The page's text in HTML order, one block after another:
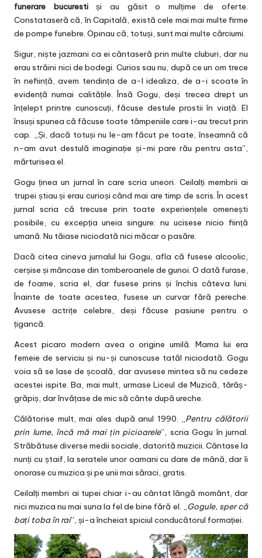
funerare bucurestiși au găsit o mulțime de oferte.
Constataseră că, în Capitală, există cele mai mai multe firme
de pompe funebre. Opinau că, totuși, sunt mai multe cârciumi.
Sigur, niște jazmani ca ei cântaseră prin multe cluburi, dar nu
erau străini nici de bodegi. Curios sau nu, după ce un om trece
în neființă, avem tendința de a-l idealiza, de a-i scoate în
evidență numai calitățile. Însă Gogu, deși trecea drept un
înțelept printre cunoscuți, făcuse destule prostii în viață. El
însuși spunea că făcuse toate tâmpeniile care i-au trecut prin
cap. „Și, dacă totuși nu le-am făcut pe toate, înseamnă că
n-am avut destulă imaginație și-mi pare rău pentru asta”,
mărturisea el.
Gogu ținea un jurnal în care scria uneori. Ceilalți membrii ai
trupei știau și erau curioși când mai are timp de scris. În acest
jurnal scria că trecuse prin toate experiențele omenești
posibile, cu excepția uneia singure: nu ucisese nicio ființă
umană. Nu tăiase niciodată nici măcar o pasăre.
Dacă citea cineva jurnalul lui Gogu, afla că fusese alcoolic,
cerșise și mâncase din tomberoanele de gunoi. O dată furase,
de foame, scria el, dar fusese prins și închis câteva luni.
Înainte de toate acestea, fusese un curvar fără pereche.
Avusese actrițe celebre, deși făcuse pasiune pentru o
țigancă.
Acest picaro modern avea o origine umilă. Mama lui era
femeie de serviciu și nu-și cunoscuse tatăl niciodată. Gogu
voia să se lase de școală, dar avusese mintea să nu cedeze
acestei ispite. Ba, mai mult, urmase Liceul de Muzică, târâș-
grăpiș, dar învățase de mic să cânte după ureche.
Călătorise mult, mai ales după anul 1990. „Pentru călătorii
prin lume, încă mă mai țin picioarele”, scria Gogu în jurnal.
Străbătuse diverse medii sociale, datorită muzicii. Cântase la
nunți cu ștaif, la seratele unor oamani cu dare de mână, dar îi
onorase cu muzica și pe unii mai săraci, gratis.
Ceilalți membri ai tupei chiar i-au cântat lângă momânt, dar
nici muzica nu mai suna la fel de bine fără el. „Gogule, sper că
bați toba în rai”, și-a încheiat spiciul conducătorul formației.